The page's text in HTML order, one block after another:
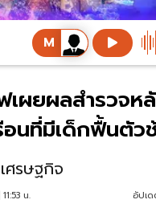
เผยผลสำรวจ
อนที่มีเด็กฟื้นตัว
ศรษฐกิจ
น. อัปเ